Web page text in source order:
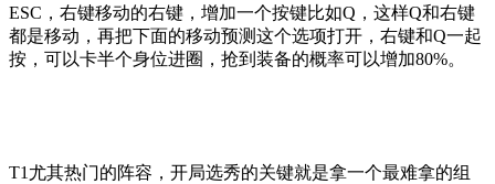
ESC，右键移动的右键，增加一个按键比如Q，这样Q和右键
都是移动，再把下面的移动预测这个选项打开，右键和Q一起
按，可以卡半个身位进圈，抢到装备的概率可以增加80%。
T1尤其热门的阵容，开局选秀的关键就是拿一个最难拿的组